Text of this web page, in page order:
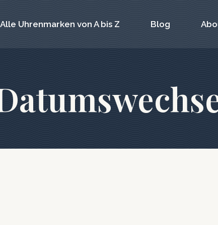
Alle Uhrenmarken von A bis Z Blog